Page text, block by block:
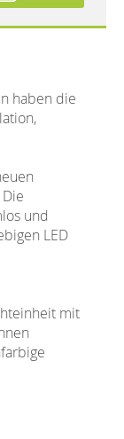
haben die
und
LED
mit